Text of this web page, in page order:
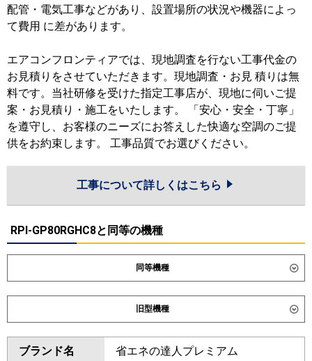
配管・電気工事などがあり、設置場所の状況や機器によっ
て費用 に差があります。
エアコンフロンティアでは、現地調査を行ない工事代金の
お見積りをさせていただきます。現地調査・お見 積りは無
料です。当社研修を受けた指定工事店が、現地に伺いご提
案・お見積り・施工をいたします。 「安心・安全・丁寧」
を遵守し、お客様のニーズにお答えした快適な空調のご提
供をお約束します。 工事品質でお選びください。
工事について詳しくはこちら
RPI-GP80RGHC8と同等の機種
同等機種
ダイキン SSRM80DT SSRMM80DT
東芝 GDXA08013MUB
三菱電機 PEZ-DHRMP80D6 PEZ-
旧型機種
ダイキン SSRM80CT SSRMM80CT
SSRM80BYT SSRMM80BYT
ブランド名 省エネの達人プレミアム